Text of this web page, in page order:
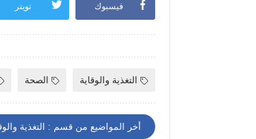
فيسبوك تويتر
التغذية والوقاية الصحة
أخر المواضيع من قسم : التغذية